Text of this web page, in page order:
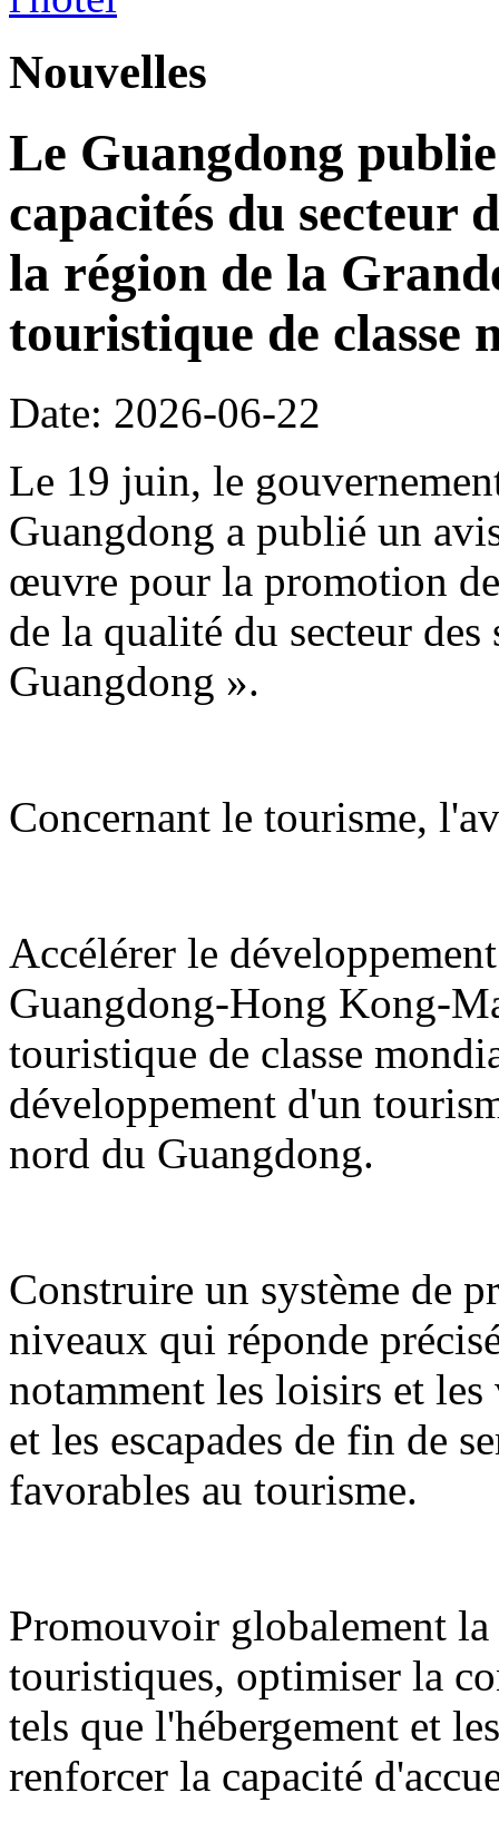
Nouvelles
Le Guangdong
capacités du secteur
la région de la
touristique de classe
Date: 2026-06-22
Le 19 juin, le
Guangdong a publié un
œuvre pour la promotion
de la qualité du secteur
Guangdong ».
Concernant le tourisme,
Accélérer le
Guangdong-Hong Kong-
touristique de classe
développement d'un
nord du Guangdong.
Construire un système de
niveaux qui réponde
notamment les loisirs et
et les escapades de fin de
favorables au tourisme.
Promouvoir globalement
touristiques, optimiser la
tels que l'hébergement et
renforcer la capacité